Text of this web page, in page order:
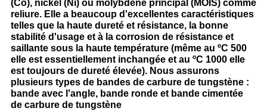
(Co), nickel (Ni) ou molybdène principal (MOIS) comme
reliure. Elle a beaucoup d'excellentes caractéristiques
telles que la haute dureté et résistance, la bonne
stabilité d'usage et à la corrosion de résistance et
saillante sous la haute température (même au ºC 500
elle est essentiellement inchangée et au ºC 1000 elle
est toujours de dureté élevée). Nous assurons
plusieurs types de bandes de carbure de tungstène :
bande avec l'angle, bande ronde et bande cimentée
de carbure de tungstène